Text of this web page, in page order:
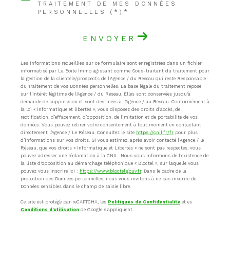
TRAITEMENT DE MES DONNÉES
PERSONNELLES (*)*
ENVOYER
Les informations recueillies sur ce formulaire sont enregistrées dans un fichier
informatisé par La Boite Immo agissant comme Sous-traitant du traitement pour
la gestion de la clientèle/prospects de l'Agence / du Réseau qui reste Responsable
du Traitement de vos Données personnelles. La base légale du traitement repose
sur l'intérêt légitime de l'Agence / du Réseau. Elles sont conservées jusqu'à
demande de suppression et sont destinées à l'Agence / au Réseau. Conformément à
la loi « informatique et libertés », vous disposez des droits d’accès, de
rectification, d’effacement, d’opposition, de limitation et de portabilité de vos
données. Vous pouvez retirer votre consentement à tout moment en contactant
directement l’Agence / Le Réseau. Consultez le site https://cnil.fr/fr pour plus
d’informations sur vos droits. Si vous estimez, après avoir contacté l'Agence / le
Réseau, que vos droits « Informatique et Libertés » ne sont pas respectés, vous
pouvez adresser une réclamation à la CNIL. Nous vous informons de l’existence de
la liste d'opposition au démarchage téléphonique « Bloctel », sur laquelle vous
pouvez vous inscrire ici : https://www.bloctel.gouv.fr. Dans le cadre de la
protection des Données personnelles, nous vous invitons à ne pas inscrire de
Données sensibles dans le champ de saisie libre.
Ce site est protégé par reCAPTCHA, les Politiques de Confidentialité et es
Conditions d'utilisation de Google s'appliquent.